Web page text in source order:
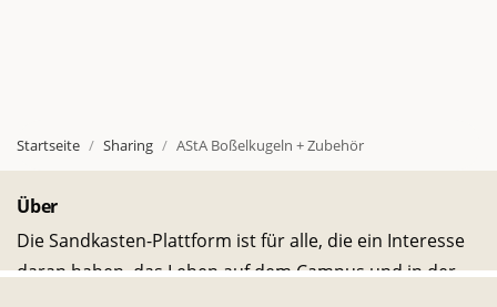
Startseite Sharing AStA Boßelkugeln + Zubehör
Über
Die Sandkasten-Plattform ist für alle, die ein Interesse
daran haben, das Leben auf dem Campus und in der